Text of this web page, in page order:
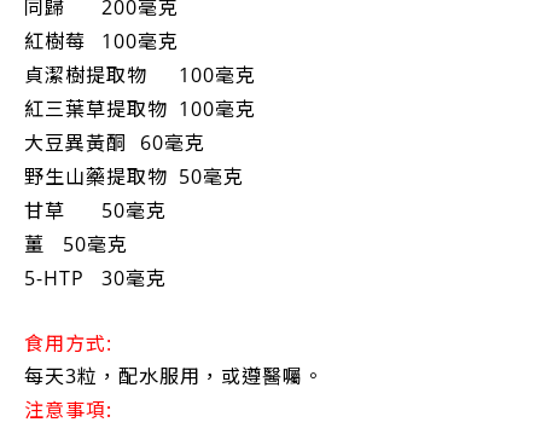
同歸
200毫克
紅樹莓
100毫克
貞潔樹提取物
100毫克
紅三葉草提取物 100毫克
大豆異黃酮
60毫克
野生山藥提取物 50毫克
甘草
50毫克
薑
50毫克
5-HTP
30毫克
食用方式:
每天3粒，配水服用，或遵醫囑。
注意事項: